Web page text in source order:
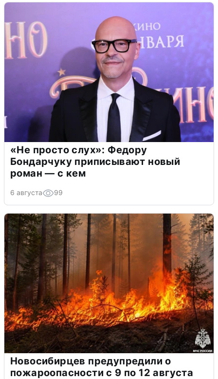
«Не просто слух»: Федору
Бондарчуку приписывают новый
роман — с кем
6 августа 99
Новосибирцев предупредили о
пожароопасности с 9 по 12 августа